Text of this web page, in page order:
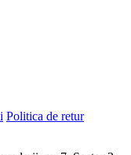
Politica de retur